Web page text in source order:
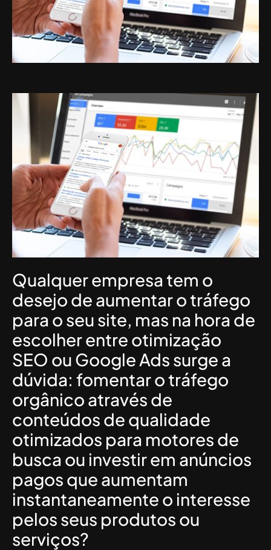
Qualquer empresa tem o
desejo de aumentar o tráfego
para o seu site, mas na hora de
escolher entre otimização
SEO ou Google Ads surge a
dúvida: fomentar o tráfego
orgânico através de
conteúdos de qualidade
otimizados para motores de
busca ou investir em anúncios
pagos que aumentam
instantaneamente o interesse
pelos seus produtos ou
serviços?